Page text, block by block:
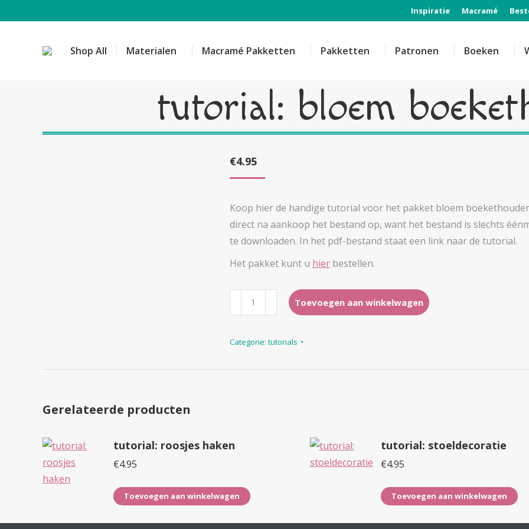
Inspiratie Macramé
Shop All Materialen Macramé Pakketten Pakketten Patronen Boeken
tutorial: bloem
€4.95
Koop hier de handige tutorial voor het pakket bloem
direct na aankoop het bestand op, want het bestand is slechts
te downloaden. In het pdf-bestand staat een link naar de tutorial.
Het pakket kunt u hierbestellen.
tutorial:
bloem
aantal
Toevoegen aan winkelwagen
Categorie: tutorials
Gerelateerde producten
tutorial: roosjes haken
€4.95
Toevoegen aan winkelwagen
tutorial: stoeldecoratie
€4.95
Toevoegen aan winkelwagen